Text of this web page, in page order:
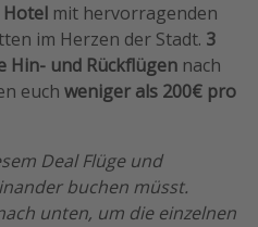
mit hervorragenden
im Herzen der Stadt. 3
Hin- und Rückflügen nach
euch weniger als 200€ pro
Deal Flüge und
buchen müsst.
unten, um die einzelnen